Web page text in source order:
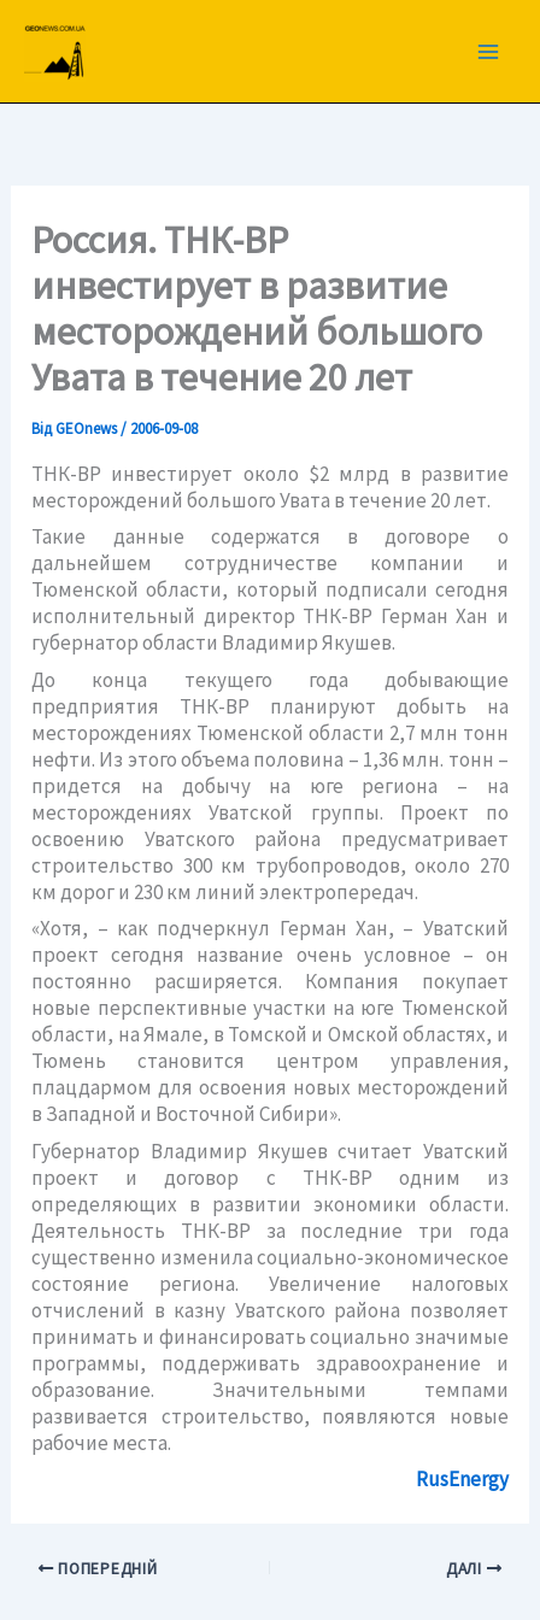
вмісту
Россия. ТНК-ВР
инвестирует в развитие
месторождений большого
Увата в течение 20 лет
ВідGEOnews/ 2006-09-08
ТНК-ВР инвестирует около $2 млрд в развитие
месторождений большого Увата в течение 20 лет.
Такие данные содержатся в договоре о
дальнейшем сотрудничестве компании и
Тюменской области, который подписали сегодня
исполнительный директор ТНК-ВР Герман Хан и
губернатор области Владимир Якушев.
До конца текущего года добывающие
предприятия ТНК-ВР планируют добыть на
месторождениях Тюменской области 2,7 млн тонн
нефти. Из этого объема половина – 1,36 млн. тонн –
придется на добычу на юге региона – на
месторождениях Уватской группы. Проект по
освоению Уватского района предусматривает
строительство 300 км трубопроводов, около 270
км дорог и 230 км линий электропередач.
«Хотя, – как подчеркнул Герман Хан, – Уватский
проект сегодня название очень условное – он
постоянно расширяется. Компания покупает
новые перспективные участки на юге Тюменской
области, на Ямале, в Томской и Омской областях, и
Тюмень становится центром управления,
плацдармом для освоения новых месторождений
в Западной и Восточной Сибири».
Губернатор Владимир Якушев считает Уватский
проект и договор с ТНК-ВР одним из
определяющих в развитии экономики области.
Деятельность ТНК-ВР за последние три года
существенно изменила социально-экономическое
состояние региона. Увеличение налоговых
отчислений в казну Уватского района позволяет
принимать и финансировать социально значимые
программы, поддерживать здравоохранение и
образование. Значительными темпами
развивается строительство, появляются новые
рабочие места.
RusEnergy
ПОПЕРЕДНІЙ ДАЛІ